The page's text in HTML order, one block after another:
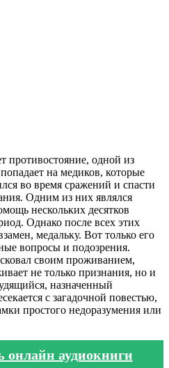
противостояние, одной из
на медиков, которые
во время сражений и спасти
Одним из них являлся
нескольких десятков
Однако после всех этих
медальку. Вот только его
вопросы и подозрения.
своим проживанием,
не только признания, но и
назначенный
с загадочной повестью,
простого недоразумения или
онлайн аудиокниги